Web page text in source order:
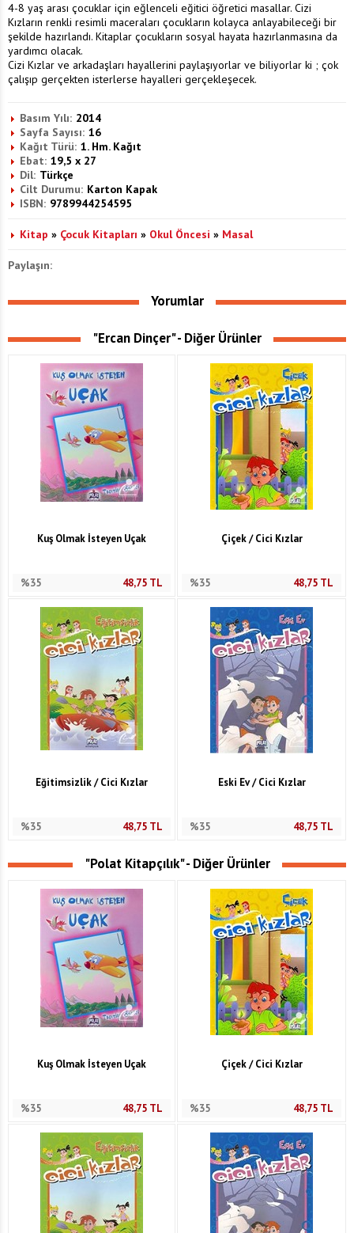
4-8 yaş arası çocuklar için eğlenceli eğitici öğretici masallar. Cizi
Kızların renkli resimli maceraları çocukların kolayca anlayabileceği bir
şekilde hazırlandı. Kitaplar çocukların sosyal hayata hazırlanmasına da
yardımcı olacak.
Cizi Kızlar ve arkadaşları hayallerini paylaşıyorlar ve biliyorlar ki ; çok
çalışıp gerçekten isterlerse hayalleri gerçekleşecek.
Basım Yılı: 2014
Sayfa Sayısı: 16
Kağıt Türü: 1. Hm. Kağıt
Ebat: 19,5 x 27
Dil: Türkçe
Cilt Durumu: Karton Kapak
ISBN: 9789944254595
Kitap » Çocuk Kitapları » Okul Öncesi » Masal
Paylaşın:
Yorumlar
"Ercan Dinçer" - Diğer Ürünler
Kuş Olmak İsteyen Uçak
%35 48,75TL
Çiçek / Cici Kızlar
%35 48,75 TL
Eğitimsizlik / Cici Kızlar
%35 48,75TL
Eski Ev / Cici Kızlar
%35 48,75 TL
"Polat Kitapçılık" - Diğer Ürünler
Kuş Olmak İsteyen Uçak
%35 48,75TL
Çiçek / Cici Kızlar
%35 48,75 TL